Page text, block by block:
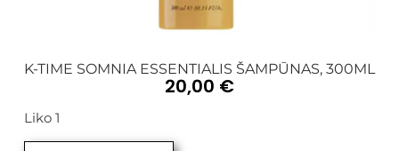
K-TIME SOMNIA ESSENTIALIS ŠAMPŪNAS, 300ML
20,00 €
Liko 1